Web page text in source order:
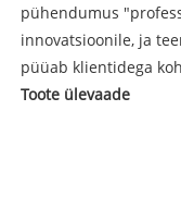
pühendumus
innovatsioonile, ja
püüab klientidega
Toote ülevaade